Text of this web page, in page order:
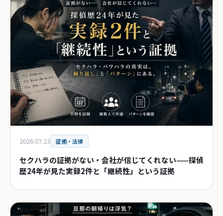
2026.07.23 証拠・法律
セクハラの証拠がない・会社が信じてくれない——探偵
歴24年が見た実録2件と「継続性」という証拠